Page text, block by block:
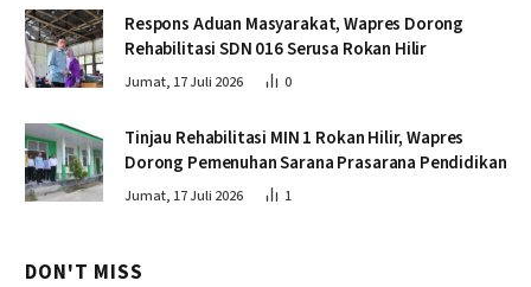
Respons Aduan Masyarakat, Wapres Dorong
Rehabilitasi SDN 016 Serusa Rokan Hilir
Jumat, 17 Juli 2026 0
Tinjau Rehabilitasi MIN 1 Rokan Hilir, Wapres
Dorong Pemenuhan Sarana Prasarana Pendidikan
Jumat, 17 Juli 2026 1
DON'T MISS